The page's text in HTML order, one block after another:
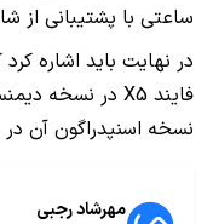
ساعتی با پشتیبانی از
در نهایت باید اشاره
فایند X5
نسخه اسنپدراگون آن
مهرشاد رجبی